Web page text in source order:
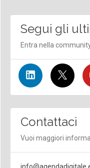
Segui gli
Entra nella
Contattaci
Vuoi maggiori